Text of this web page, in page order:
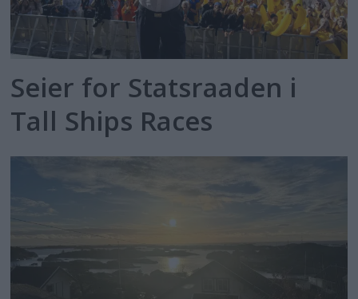
Seier for Statsraaden i
Tall Ships Races